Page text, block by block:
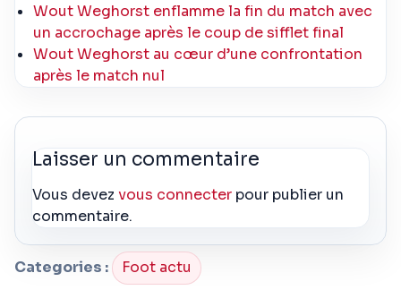
Wout Weghorst enflamme la fin du match avec
un accrochage après le coup de sifflet final
Wout Weghorst au cœur d’une confrontation
après le match nul
Laisser un commentaire
Vous devezvous connecter pour publier un
commentaire.
Categories : Foot actu